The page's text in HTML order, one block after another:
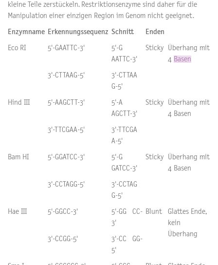
kleine Teile zerstückeln. Restriktionsenzyme sind daher für die
Manipulation einer einzigen Region im Genom nicht geeignet.
Enzymname Erkennungssequenz Schnitt Enden
Eco RI 5'-GAATTC-3'
5'-G
AATTC-3'
Sticky
Überhang mit
4 Basen
3'-CTTAAG-5'
3'-CTTAA
G-5'
Hind III 5'-AAGCTT-3'
5'-A
AGCTT-3'
Sticky
Überhang mit
4 Basen
3'-TTCGAA-5'
3'-TTCGA
A-5'
Bam HI 5'-GGATCC-3'
5'-G
GATCC-3'
Sticky
Überhang mit
4 Basen
3'-CCTAGG-5'
3'-CCTAG
G-5'
Hae III 5'-GGCC-3'
5'-GG CC-
3'
Blunt
Glattes Ende,
kein
Überhang
3'-CCGG-5'
3'-CC GG-
5'